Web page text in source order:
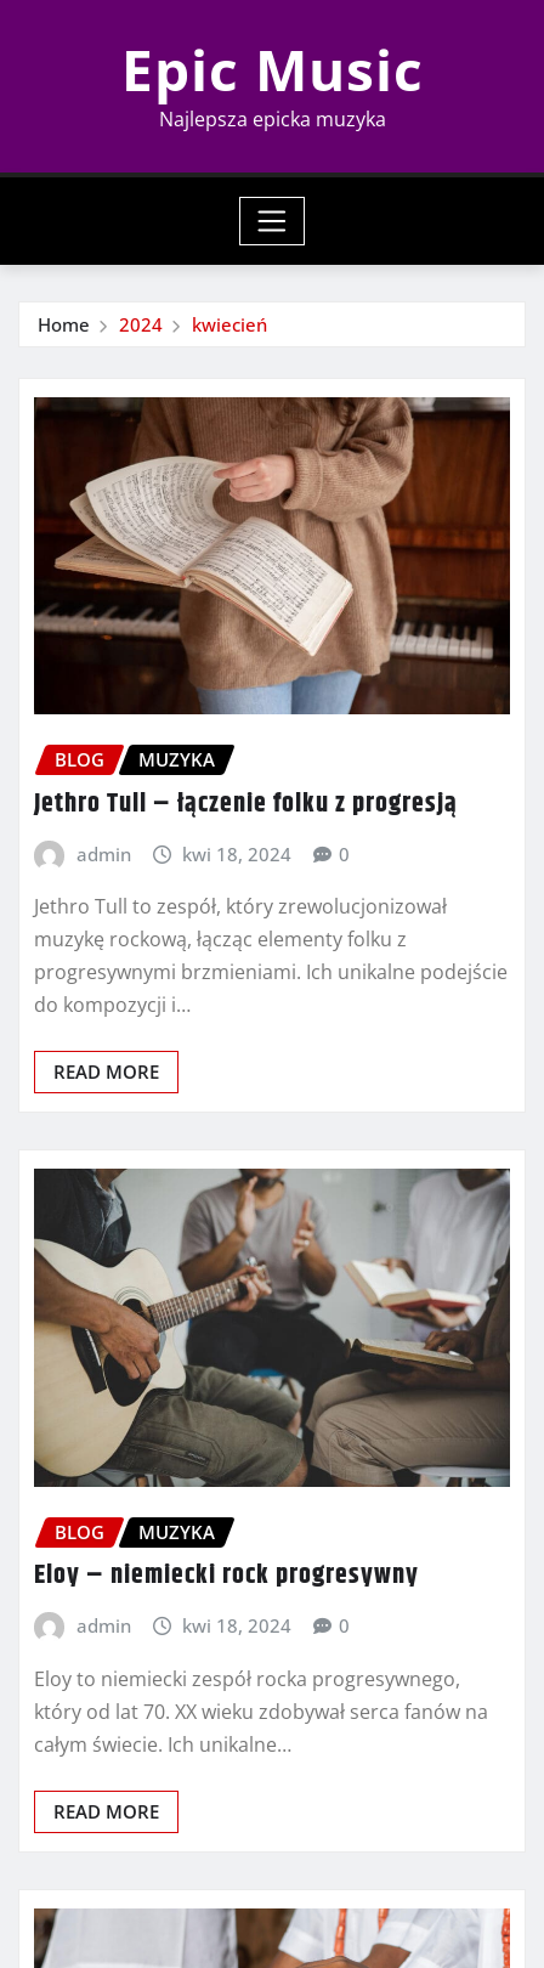
Epic Music
Najlepsza epicka muzyka
Home 2024 kwiecień
BLOG MUZYKA
Jethro Tull – łączenie folku z progresją
admin kwi 18, 2024 0
Jethro Tull to zespół, który zrewolucjonizował
muzykę rockową, łącząc elementy folku z
progresywnymi brzmieniami. Ich unikalne podejście
do kompozycji i…
READ MORE
BLOG MUZYKA
Eloy – niemiecki rock progresywny
admin kwi 18, 2024 0
Eloy to niemiecki zespół rocka progresywnego,
który od lat 70. XX wieku zdobywał serca fanów na
całym świecie. Ich unikalne…
READ MORE